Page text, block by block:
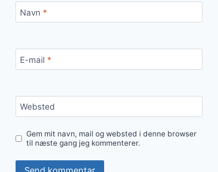
Navn *
E-mail *
Websted
Gem mit navn, mail og websted i denne browser
til næste gang jeg kommenterer.